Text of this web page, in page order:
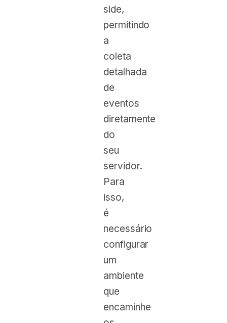
side,
permitindo
a
coleta
detalhada
de
eventos
diretamente
do
seu
servidor.
Para
isso,
é
necessário
configurar
um
ambiente
que
encaminhe